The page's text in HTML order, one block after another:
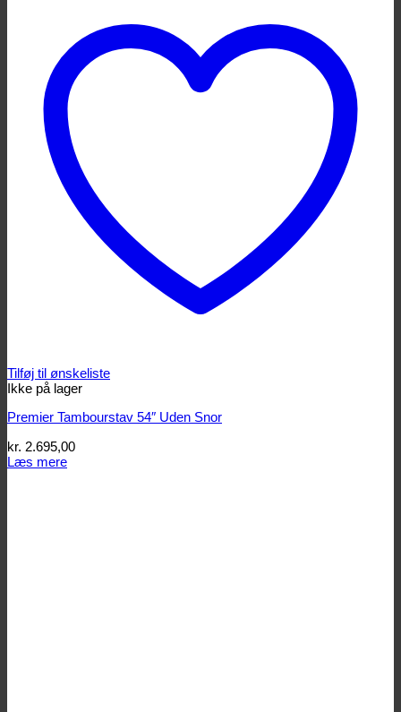
Tilføj til ønskeliste
Ikke på lager
Premier Tambourstav 54″ Uden Snor
kr. 2.695,00
Læs mere